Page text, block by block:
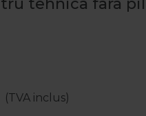
tehnica fara
(TVA inclus)